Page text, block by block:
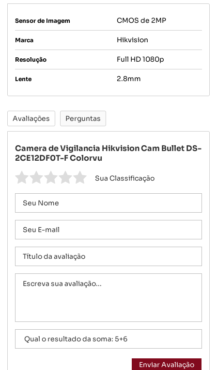
Sensor de Imagem CMOS de 2MP
Marca Hikvision
Resolução Full HD 1080p
Lente 2.8mm
Avaliações Perguntas
Camera de Vigilancia Hikvision Cam Bullet DS-
2CE12DF0T-F Colorvu
Sua Classificação